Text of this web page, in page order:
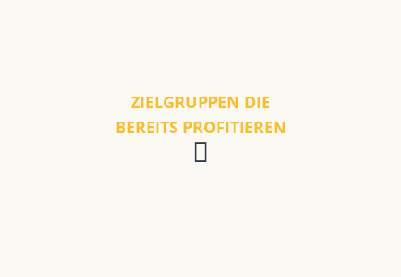
ZIELGRUPPEN DIE
BEREITS PROFITIEREN